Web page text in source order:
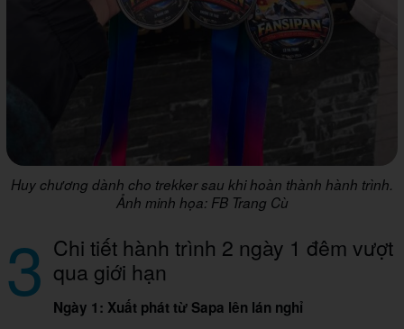
Huy chương dành cho trekker sau khi hoàn thành hành trình.
Ảnh minh họa: FB Trang Cù
3 Chi tiết hành trình 2 ngày 1 đêm vượt
qua giới hạn
Ngày 1: Xuất phát từ Sapa lên lán nghỉ